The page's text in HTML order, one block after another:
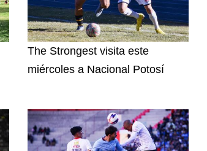
The Strongest visita este
miércoles a Nacional Potosí